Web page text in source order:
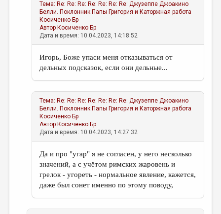
Тема: Re: Re: Re: Re: Re: Re: Re: Джузеппе Джоакино
Белли. Поклонник Папы Григория и Каторжная работа
Косиченко Бр
Автор Косиченко Бр
Дата и время: 10.04.2023, 14:18:52
Игорь, Боже упаси меня отказываться от
дельных подсказок, если они дельные...
Тема: Re: Re: Re: Re: Re: Re: Re: Джузеппе Джоакино
Белли. Поклонник Папы Григория и Каторжная работа
Косиченко Бр
Автор Косиченко Бр
Дата и время: 10.04.2023, 14:27:32
Да и про "угар" я не согласен, у него несколько
значений, а с учётом римских жаровень и
грелок - угореть - нормальное явление, кажется,
даже был сонет именно по этому поводу,